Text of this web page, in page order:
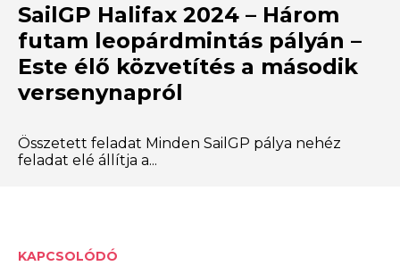
SailGP Halifax 2024 – Három
futam leopárdmintás pályán –
Este élő közvetítés a második
versenynapról
Összetett feladat Minden SailGP pálya nehéz
feladat elé állítja a...
KAPCSOLÓDÓ